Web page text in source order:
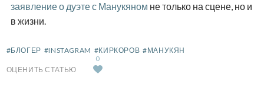
заявление о дуэте с Манукяном не только на сцене, но и
в жизни.
#БЛОГЕР #INSTAGRAM #КИРКОРОВ #МАНУКЯН
ОЦЕНИТЬ СТАТЬЮ
0